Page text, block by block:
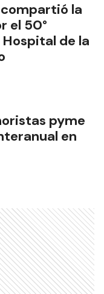
la
el 50°
de la
pyme
en